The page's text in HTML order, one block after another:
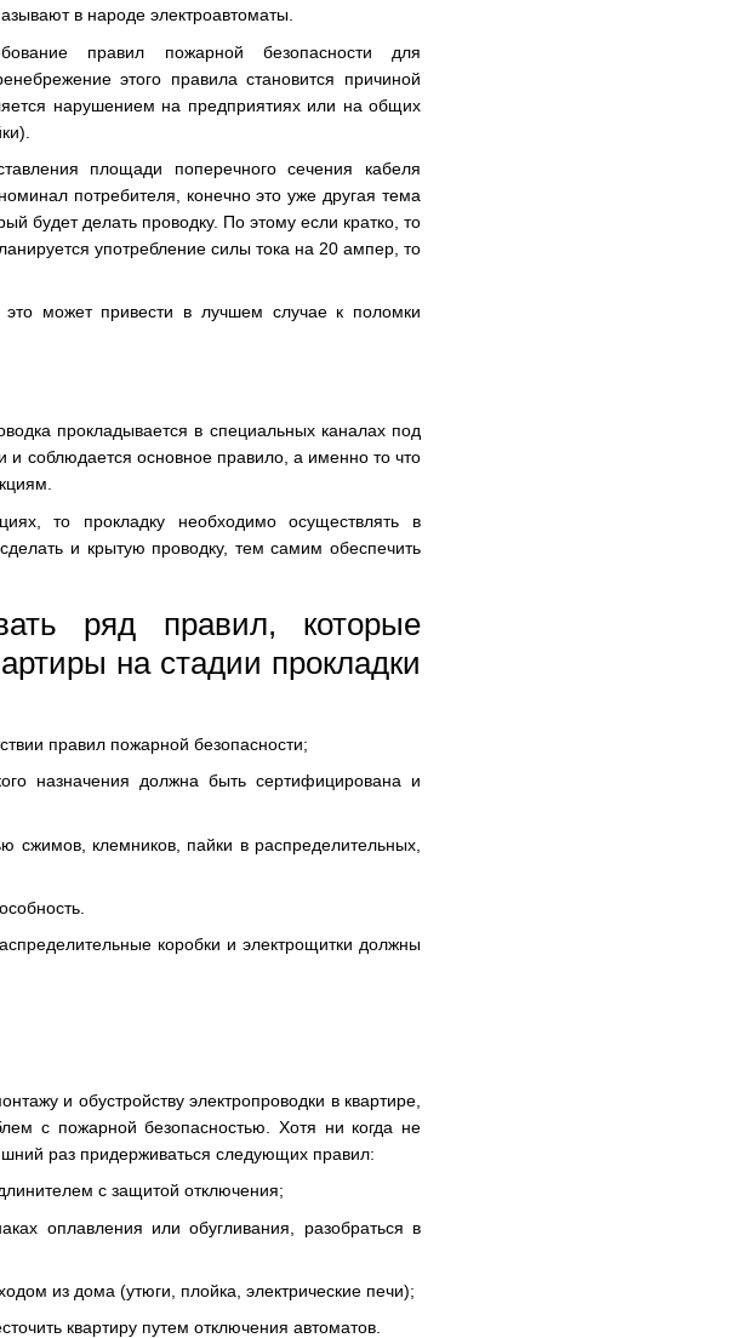
в народе электроавтоматы.
правил пожарной безопасности для
этого правила становится причиной
нарушением на предприятиях или на общих
площади поперечного сечения кабеля
потребителя, конечно это уже другая тема
будет делать проводку. По этому если кратко, то
употребление силы тока на 20 ампер, то
может привести в лучшем случае к поломки
прокладывается в специальных каналах под
и соблюдается основное правило, а именно то что
то прокладку необходимо осуществлять в
и крытую проводку, тем самим обеспечить
ряд правил, которые
на стадии прокладки
правил пожарной безопасности;
назначения должна быть сертифицирована и
сжимов, клемников, пайки в распределительных,
коробки и электрощитки должны
и обустройству электропроводки в квартире,
с пожарной безопасностью. Хотя ни когда не
раз придерживаться следующих правил:
с защитой отключения;
оплавления или обугливания, разобраться в
из дома (утюги, плойка, электрические печи);
квартиру путем отключения автоматов.